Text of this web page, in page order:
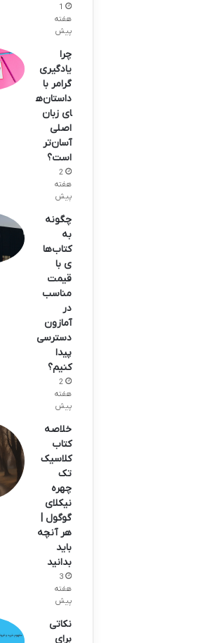
1
هفته
پیش
چرا
یادگیری
گرامر با
داستان‌ه
ای زبان
اصلی
آسان‌تر
است؟
2
هفته
پیش
چگونه
به
کتاب‌ها
ی با
قیمت
مناسب
در
آمازون
دسترسی
پیدا
کنیم؟
2
هفته
پیش
خلاصه
کتاب
کلاسیک
تک
چهره
نیکلای
گوگول |
هر آنچه
باید
بدانید
3
هفته
پیش
نکاتی
برای